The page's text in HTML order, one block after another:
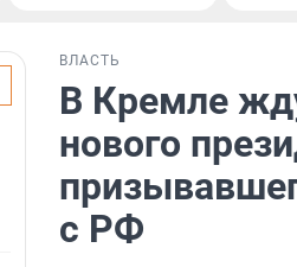
ВЛАСТЬ
В Кремле
нового
с РФ